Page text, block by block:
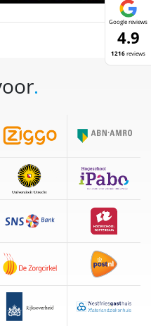
Google reviews
4.9
1216reviews
.